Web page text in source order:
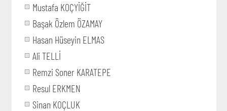
Mustafa KOÇYİĞİT
Başak Özlem ÖZAMAY
Hasan Hüseyin ELMAS
Ali TELLİ
Remzi Soner KARATEPE
Resul ERKMEN
Sinan KOÇLUK